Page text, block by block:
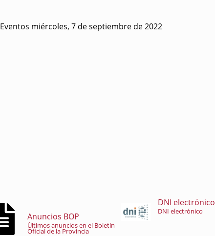
Eventos miércoles, 7 de septiembre de 2022
Anuncios BOP
Últimos anuncios en el Boletín
Oficial de la Provincia
DNI electrónico
DNI electrónico